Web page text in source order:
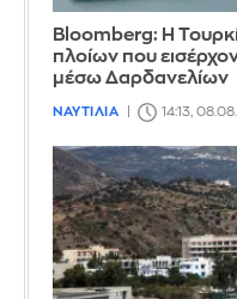
Bloomberg: Η
πλοίων που
μέσω Δαρδανελίων
ΝΑΥΤΙΛΙΑ 14:13,